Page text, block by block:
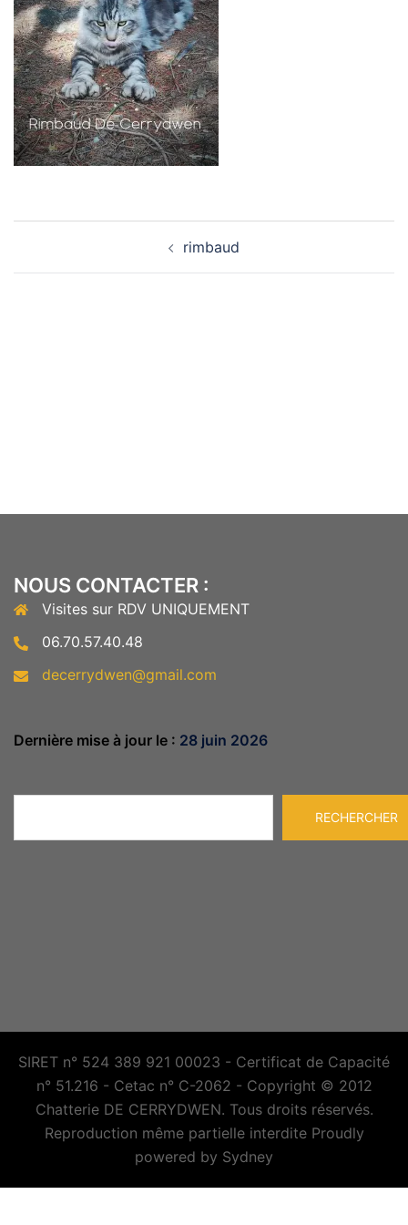
rimbaud
NOUS CONTACTER :
Visites sur RDV UNIQUEMENT
06.70.57.40.48
decerrydwen@gmail.com
Dernière mise à jour le : 28 juin 2026
RECHERCHER
SIRET n° 524 389 921 00023 - Certificat de Capacité
n° 51.216 - Cetac n° C-2062 - Copyright © 2012
Chatterie DE CERRYDWEN. Tous droits réservés.
Reproduction même partielle interdite Proudly
powered by Sydney